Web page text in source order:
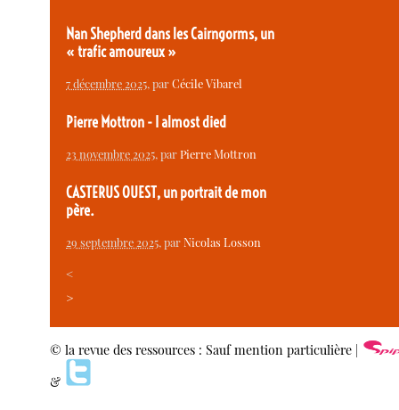
Nan Shepherd dans les Cairngorms, un
« trafic amoureux »
7 décembre 2025, parCécile Vibarel
Pierre Mottron - I almost died
23 novembre 2025, parPierre Mottron
CASTERUS OUEST, un portrait de mon
père.
29 septembre 2025, parNicolas Losson
<
>
© la revue des ressources : Sauf mention particulière |
&